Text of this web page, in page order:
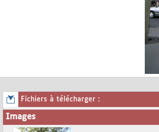
Fichiers à télécharger :
Images